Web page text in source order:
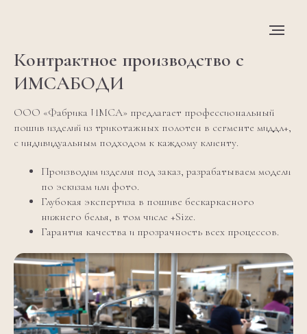
Контрактное производство с
ИМСАБОДИ
ООО «Фабрика ИМСА» предлагает профессиональный
пошив изделий из трикотажных полотен в сегменте миддл+,
с индивидуальным подходом к каждому клиенту.
Производим изделия под заказ, разрабатываем модели
по эскизам или фото.
Глубокая экспертиза в пошиве бескаркасного
нижнего белья, в том числе +Size.
Гарантия качества и прозрачность всех процессов.